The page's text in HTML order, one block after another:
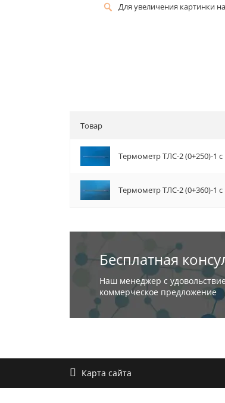
Для увеличения картинки
Товар
Термометр ТЛС-2 (0+250)-1
Термометр ТЛС-2 (0+360)-1
Бесплатная
Наш менеджер с
коммерческое предложение
Карта сайта